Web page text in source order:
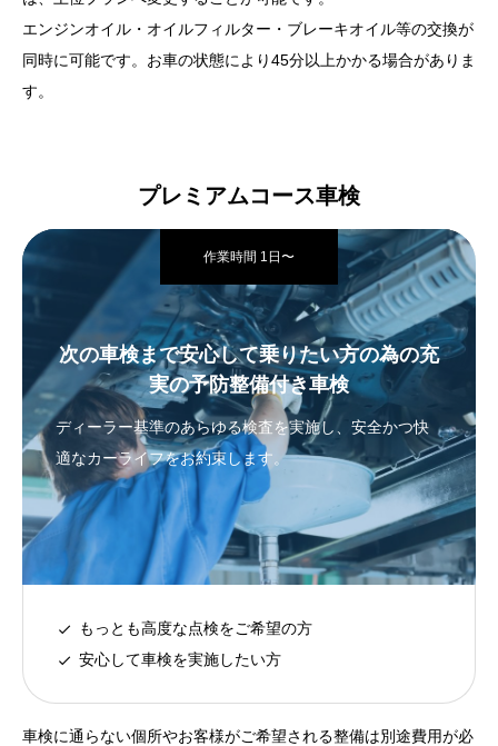
エンジンオイル・オイルフィルター・ブレーキオイル等の交換が
同時に可能です。お車の状態により45分以上かかる場合がありま
す。
プレミアムコース車検
作業時間 1日〜
次の車検まで安心して乗りたい方の為の充
実の予防整備付き車検
ディーラー基準のあらゆる検査を実施し、安全かつ快
適なカーライフをお約束します。
もっとも高度な点検をご希望の方
安心して車検を実施したい方
車検に通らない個所やお客様がご希望される整備は別途費用が必